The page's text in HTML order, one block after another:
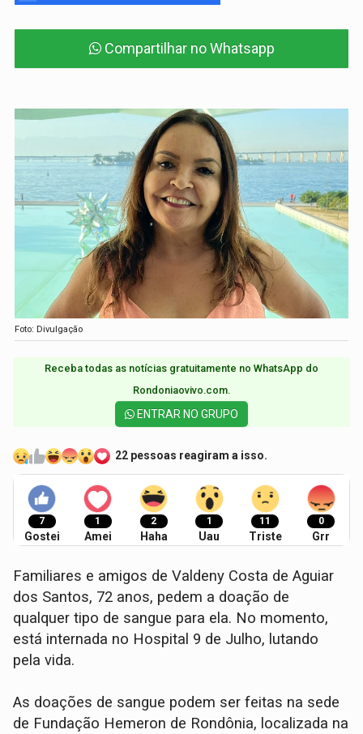
Compartilhar no Whatsapp
Foto: Divulgação
Receba todas as notícias gratuitamente no WhatsApp do
Rondoniaovivo.com.​
ENTRAR NO GRUPO
22 pessoas reagiram a isso.
7
Gostei
1
Amei
2
Haha
1
Uau
11
Triste
0
Grr
Familiares e amigos de Valdeny Costa de Aguiar
dos Santos, 72 anos, pedem a doação de
qualquer tipo de sangue para ela. No momento,
está internada no Hospital 9 de Julho, lutando
pela vida.
As doações de sangue podem ser feitas na sede
de Fundação Hemeron de Rondônia, localizada na